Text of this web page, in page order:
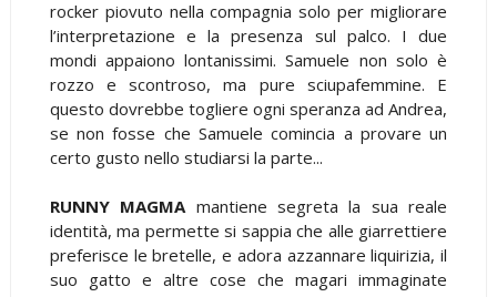
rocker piovuto nella compagnia solo per migliorare
l’interpretazione e la presenza sul palco. I due
mondi appaiono lontanissimi. Samuele non solo è
rozzo e scontroso, ma pure sciupafemmine. E
questo dovrebbe togliere ogni speranza ad Andrea,
se non fosse che Samuele comincia a provare un
certo gusto nello studiarsi la parte...
RUNNY MAGMA mantiene segreta la sua reale
identità, ma permette si sappia che alle giarrettiere
preferisce le bretelle, e adora azzannare liquirizia, il
suo gatto e altre cose che magari immaginate